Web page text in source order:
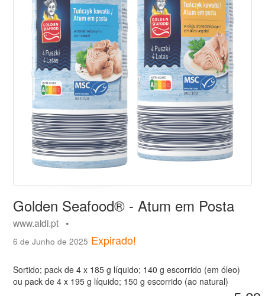
Golden Seafood® - Atum em Posta
www.aldi.pt •
6 de Junho de 2025 Expirado!
Sortido; pack de 4 x 185 g líquido; 140 g escorrido (em óleo)
ou pack de 4 x 195 g líquido; 150 g escorrido (ao natural)